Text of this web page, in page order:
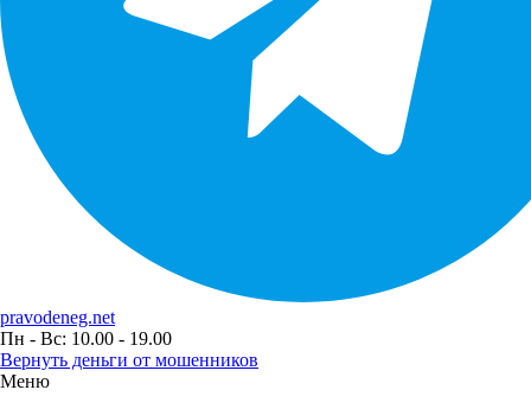
pravodeneg.net
Пн - Вс: 10.00 - 19.00
Вернуть деньги от мошенников
Меню